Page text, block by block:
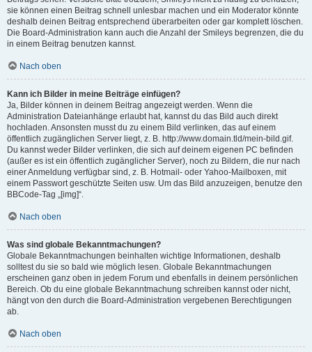
sie können einen Beitrag schnell unlesbar machen und ein Moderator könnte
deshalb deinen Beitrag entsprechend überarbeiten oder gar komplett löschen.
Die Board-Administration kann auch die Anzahl der Smileys begrenzen, die du
in einem Beitrag benutzen kannst.
Nach oben
Kann ich Bilder in meine Beiträge einfügen?
Ja, Bilder können in deinem Beitrag angezeigt werden. Wenn die
Administration Dateianhänge erlaubt hat, kannst du das Bild auch direkt
hochladen. Ansonsten musst du zu einem Bild verlinken, das auf einem
öffentlich zugänglichen Server liegt, z. B. http://www.domain.tld/mein-bild.gif.
Du kannst weder Bilder verlinken, die sich auf deinem eigenen PC befinden
(außer es ist ein öffentlich zugänglicher Server), noch zu Bildern, die nur nach
einer Anmeldung verfügbar sind, z. B. Hotmail- oder Yahoo-Mailboxen, mit
einem Passwort geschützte Seiten usw. Um das Bild anzuzeigen, benutze den
BBCode-Tag „[img]“.
Nach oben
Was sind globale Bekanntmachungen?
Globale Bekanntmachungen beinhalten wichtige Informationen, deshalb
solltest du sie so bald wie möglich lesen. Globale Bekanntmachungen
erscheinen ganz oben in jedem Forum und ebenfalls in deinem persönlichen
Bereich. Ob du eine globale Bekanntmachung schreiben kannst oder nicht,
hängt von den durch die Board-Administration vergebenen Berechtigungen
ab.
Nach oben